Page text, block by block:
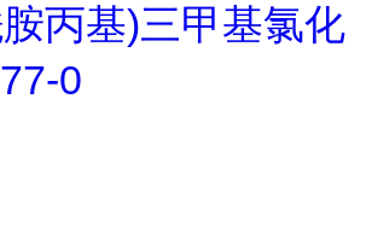
丙基)三甲基氯化
0